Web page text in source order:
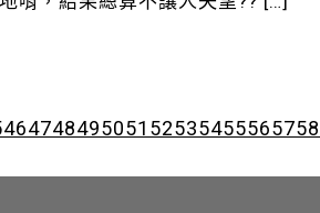
464748495051 52535455565758